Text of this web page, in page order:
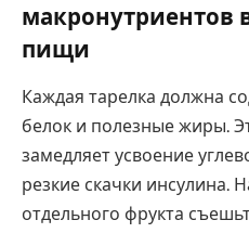
макронутриентов
пищи
Каждая тарелка должна
белок и полезные жиры.
замедляет усвоение
резкие скачки инсулина.
отдельного фрукта